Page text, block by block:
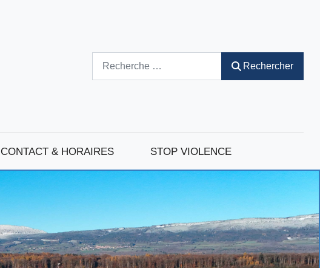
Rechercher
CONTACT & HORAIRES STOP VIOLENCE